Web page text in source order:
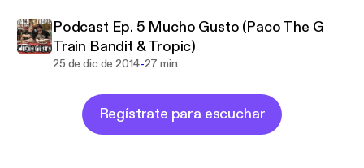
Podcast Ep. 5 Mucho Gusto (Paco The G
Train Bandit & Tropic)
25 de dic de 2014-27 min
Regístrate para escuchar